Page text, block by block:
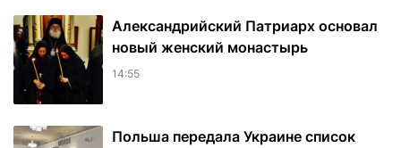
Александрийский Патриарх основал
новый женский монастырь
14:55
Польша передала Украине список